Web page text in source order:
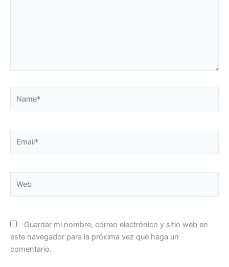
Guardar mi nombre, correo electrónico y sitio web en
este navegador para la próxima vez que haga un
comentario.